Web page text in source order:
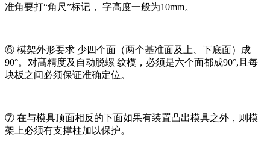
准角要打“角尺”标记， 字髙度一般为10mm。
⑥ 模架外形要求 少四个面（两个基准面及上、下底面）成
90°。对髙精度及自动脱螺 纹模，必须是六个面都成90°,且每
块板之间必须保证准确定位。
⑦ 在与模具顶面相反的下面如果有装置凸出模具之外，则模
架上必须有支撑柱加以保护。